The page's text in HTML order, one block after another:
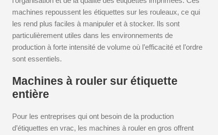
machines repoussent les étiquettes sur les rouleaux, ce qui
les rend plus faciles à manipuler et à stocker. Ils sont
particulièrement utiles dans les environnements de
production à forte intensité de volume où l’efficacité et l’ordre
sont essentiels.
Machines à rouler sur étiquette
entière
Pour les entreprises qui ont besoin de la production
d’étiquettes en vrac, les machines à rouler en gros offrent